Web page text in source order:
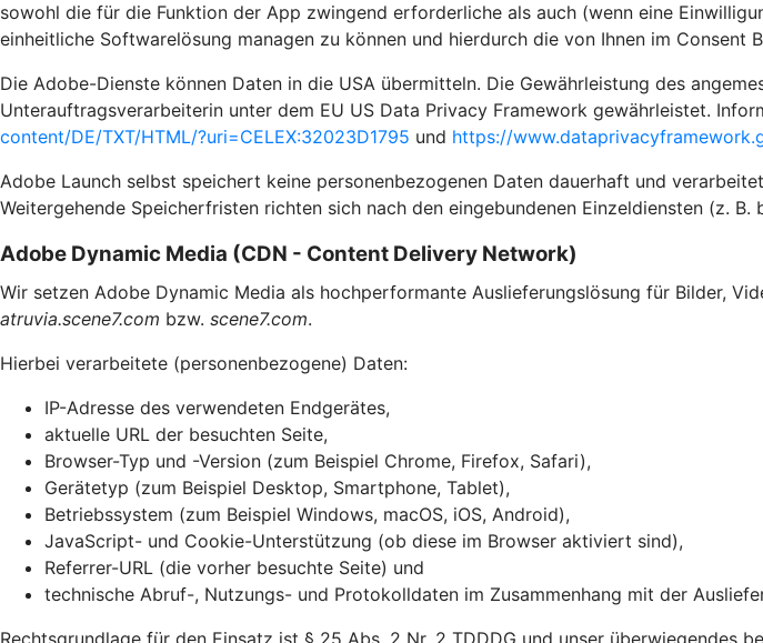
sowohl die für die Funktion der App zwingend erforderliche als auch (wenn eine
einheitliche Softwarelösung managen zu können und hierdurch die von Ihnen im
Die Adobe-Dienste können Daten in die USA übermitteln. Die Gewährleistung des
Unterauftragsverarbeiterin unter dem EU US Data Privacy Framework gewährleistet.
content/DE/TXT/HTML/?uri=CELEX:32023D1795 und https://
Adobe Launch selbst speichert keine personenbezogenen Daten dauerhaft und
Weitergehende Speicherfristen richten sich nach den eingebundenen Einzeldiensten (z.
Adobe Dynamic Media (CDN - Content Delivery Network)
Wir setzen Adobe Dynamic Media als hochperformante Auslieferungslösung für Bilder,
atruvia.scene7.com bzw. scene7.com.
Hierbei verarbeitete (personenbezogene) Daten:
IP-Adresse des verwendeten Endgerätes,
aktuelle URL der besuchten Seite,
Browser-Typ und -Version (zum Beispiel Chrome, Firefox, Safari),
Gerätetyp (zum Beispiel Desktop, Smartphone, Tablet),
Betriebssystem (zum Beispiel Windows, macOS, iOS, Android),
JavaScript- und Cookie-Unterstützung (ob diese im Browser aktiviert sind),
Referrer-URL (die vorher besuchte Seite) und
technische Abruf-, Nutzungs- und Protokolldaten im Zusammenhang mit der
Rechtsgrundlage für den Einsatz ist § 25 Abs. 2 Nr. 2 TDDDG und unser überwiegendes